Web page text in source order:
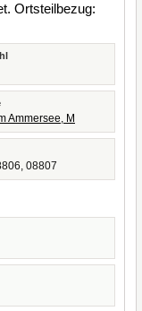
Ortsteilbezug:
Ammersee, M
08807